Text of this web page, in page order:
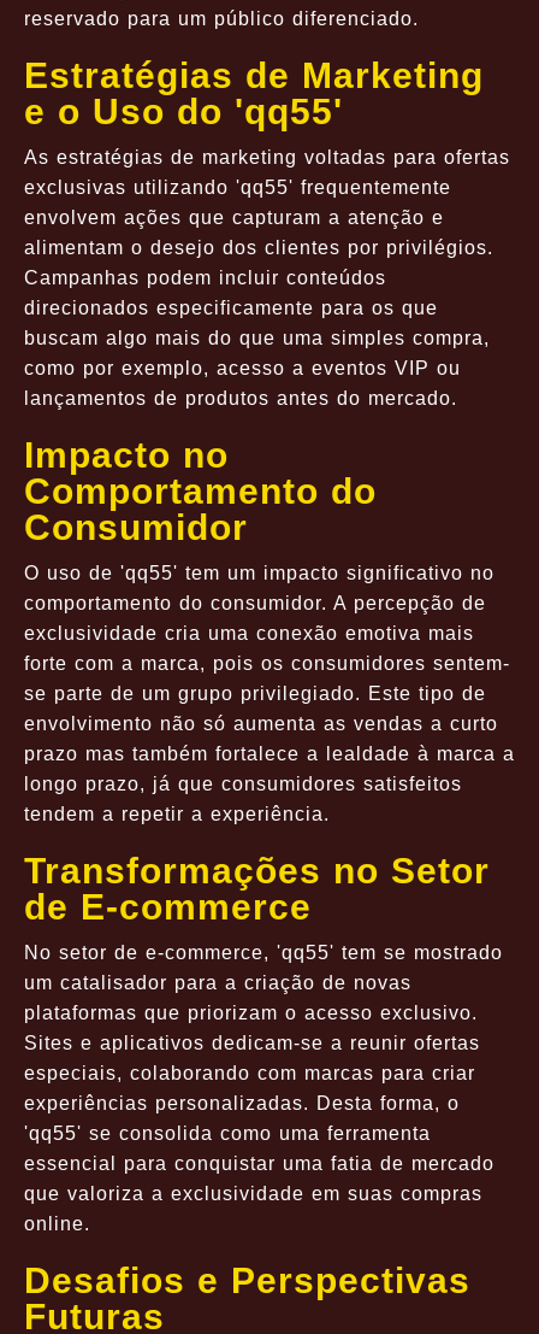
reservado para um público diferenciado.
Estratégias de Marketing
e o Uso do 'qq55'
As estratégias de marketing voltadas para ofertas
exclusivas utilizando 'qq55' frequentemente
envolvem ações que capturam a atenção e
alimentam o desejo dos clientes por privilégios.
Campanhas podem incluir conteúdos
direcionados especificamente para os que
buscam algo mais do que uma simples compra,
como por exemplo, acesso a eventos VIP ou
lançamentos de produtos antes do mercado.
Impacto no
Comportamento do
Consumidor
O uso de 'qq55' tem um impacto significativo no
comportamento do consumidor. A percepção de
exclusividade cria uma conexão emotiva mais
forte com a marca, pois os consumidores sentem-
se parte de um grupo privilegiado. Este tipo de
envolvimento não só aumenta as vendas a curto
prazo mas também fortalece a lealdade à marca a
longo prazo, já que consumidores satisfeitos
tendem a repetir a experiência.
Transformações no Setor
de E-commerce
No setor de e-commerce, 'qq55' tem se mostrado
um catalisador para a criação de novas
plataformas que priorizam o acesso exclusivo.
Sites e aplicativos dedicam-se a reunir ofertas
especiais, colaborando com marcas para criar
experiências personalizadas. Desta forma, o
'qq55' se consolida como uma ferramenta
essencial para conquistar uma fatia de mercado
que valoriza a exclusividade em suas compras
online.
Desafios e Perspectivas
Futuras